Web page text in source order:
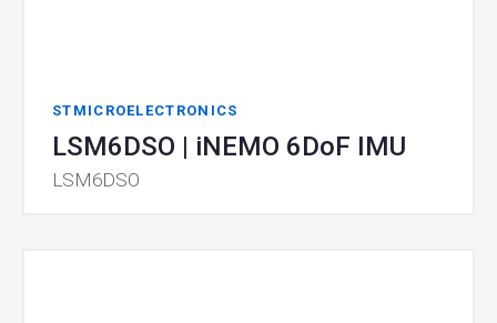
STMICROELECTRONICS
LSM6DSO | iNEMO 6DoF IMU
LSM6DSO